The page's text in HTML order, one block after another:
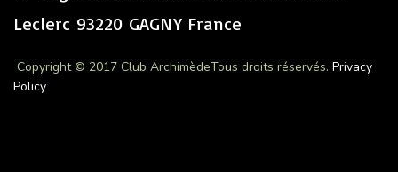
Leclerc 93220 GAGNY France
Copyright © 2017 Club ArchimèdeTous droits réservés. Privacy
Policy